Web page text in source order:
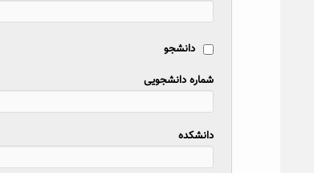
دانشجو
شماره دانشجویی
دانشکده